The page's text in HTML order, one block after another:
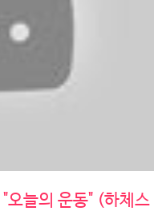
오늘의 운동" (하체스